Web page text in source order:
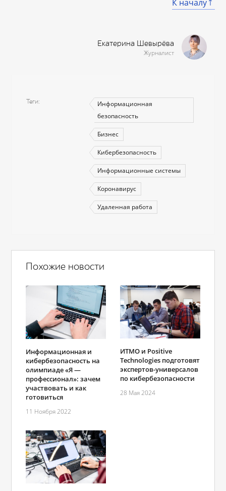
К началу
Екатерина Шевырёва
Журналист
Теги
Информационная
безопасность
Бизнес
Кибербезопасность
Информационные системы
Коронавирус
Удаленная работа
Похожие новости
Информационная и
кибербезопасность на
олимпиаде «Я —
профессионал»: зачем
участвовать и как
готовиться
11 Ноября 2022
ИТМО и Positive
Technologies подготовят
экспертов-универсалов
по кибербезопасности
28 Мая 2024